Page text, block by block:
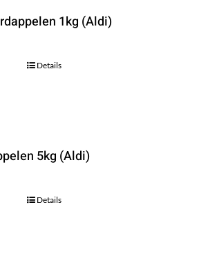
1kg (Aldi)
Details
5kg (Aldi)
Details